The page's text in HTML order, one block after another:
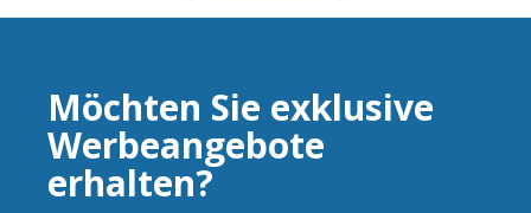
Möchten Sie exklusive
Werbeangebote
erhalten?